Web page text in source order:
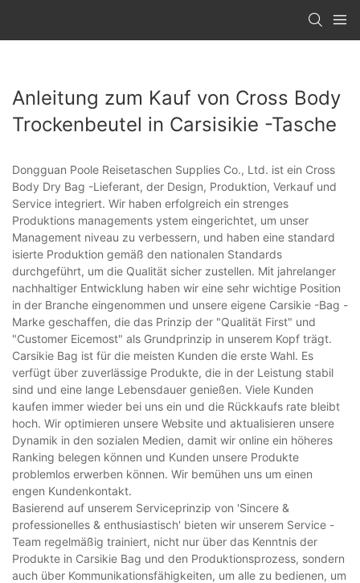
Anleitung zum Kauf von Cross Body
Trockenbeutel in Carsisikie -Tasche
Dongguan Poole Reisetaschen Supplies Co., Ltd. ist ein Cross
Body Dry Bag -Lieferant, der Design, Produktion, Verkauf und
Service integriert. Wir haben erfolgreich ein strenges
Produktions managements ystem eingerichtet, um unser
Management niveau zu verbessern, und haben eine standard
isierte Produktion gemäß den nationalen Standards
durchgeführt, um die Qualität sicher zustellen. Mit jahrelanger
nachhaltiger Entwicklung haben wir eine sehr wichtige Position
in der Branche eingenommen und unsere eigene Carsikie -Bag -
Marke geschaffen, die das Prinzip der "Qualität First" und
"Customer Eicemost" als Grundprinzip in unserem Kopf trägt.
Carsikie Bag ist für die meisten Kunden die erste Wahl. Es
verfügt über zuverlässige Produkte, die in der Leistung stabil
sind und eine lange Lebensdauer genießen. Viele Kunden
kaufen immer wieder bei uns ein und die Rückkaufs rate bleibt
hoch. Wir optimieren unsere Website und aktualisieren unsere
Dynamik in den sozialen Medien, damit wir online ein höheres
Ranking belegen können und Kunden unsere Produkte
problemlos erwerben können. Wir bemühen uns um einen
engen Kundenkontakt.
Basierend auf unserem Serviceprinzip von 'Sincere &
professionelles & enthusiastisch' bieten wir unserem Service -
Team regelmäßig trainiert, nicht nur über das Kenntnis der
Produkte in Carsikie Bag und den Produktionsprozess, sondern
auch über Kommunikationsfähigkeiten, um alle zu bedienen, um